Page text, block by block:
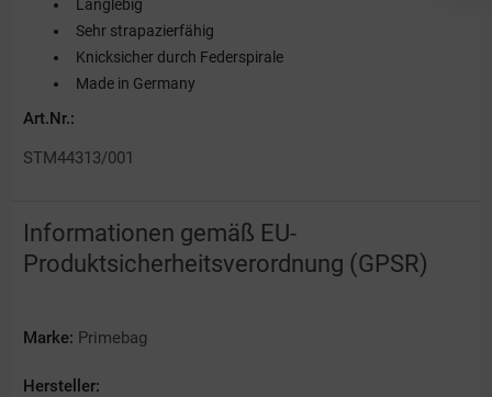
Langlebig
Sehr strapazierfähig
Knicksicher durch Federspirale
Made in Germany
Art.Nr.:
STM44313/001
Informationen gemäß EU-
Produktsicherheitsverordnung (GPSR)
Marke: Primebag
Hersteller: